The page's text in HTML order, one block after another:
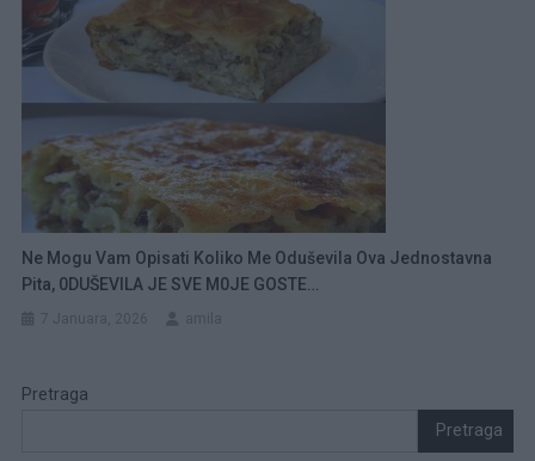
Ne Mogu Vam Opisati Koliko Me Oduševila Ova Jednostavna
Pita, 0DUŠEVILA JE SVE M0JE GOSTE…
Pretraga
Pretraga